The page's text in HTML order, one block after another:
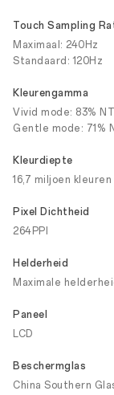
Touch Sampling
Maximaal: 240Hz
Standaard: 120Hz
Kleurengamma
Vivid mode: 83%
Gentle mode: 71%
Kleurdiepte
16,7 miljoen kleuren
Pixel Dichtheid
264PPI
Helderheid
Maximale
Paneel
LCD
Beschermglas
China Southern